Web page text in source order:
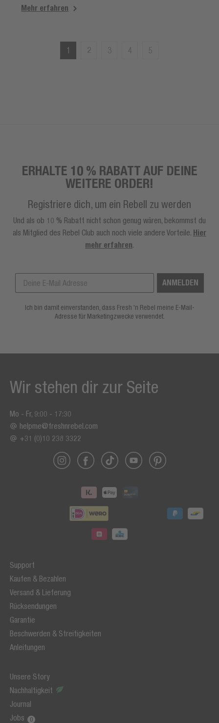
Mehr erfahren
1 2 3 4 5
ERHALTE 10 % RABATT AUF DEINE
WEITERE ORDER!
Registriere dich, um ein Rebell zu werden
Und als ob 10 % Rabatt nicht schon genug wären, bekommst du
als Mitglied des Rebel Club auch noch viele andere Vorteile. Hier
mehr erfahren
ANMELDEN
Ich bin damit einverstanden, dass Fresh 'n Rebel meine E-Mail-
Adresse für Marketingzwecke verwendet.
Support
Kaufen & Bezahlen
Versand & Lieferung
Rücksendungen
Garantie
Beschwerden & Streitigkeiten
Anleitungen
Unsere Story
Nachhaltigkeit
Journal
Jobs
Wir stehen dir zur Seite
Mo - Fr, 9:00 - 17:30
helpme@freshnrebel.com
+31 (0)10 238 3322